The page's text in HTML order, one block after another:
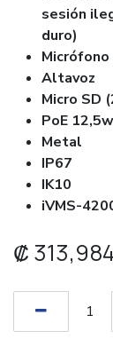
sesión
duro)
Micrófono
Altavoz
Micro SD
PoE 12,5w
Metal
IP67
IK10
iVMS-
₡